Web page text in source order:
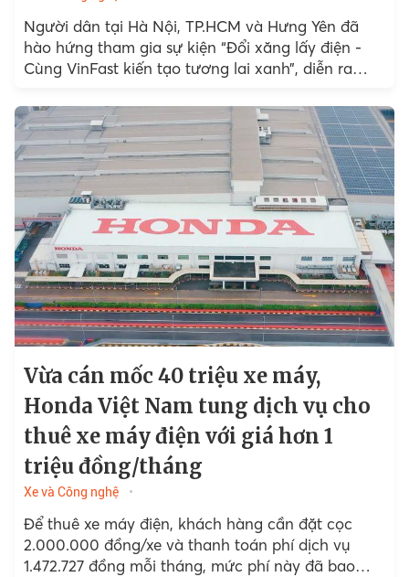
Người dân tại Hà Nội, TP.HCM và Hưng Yên đã
hào hứng tham gia sự kiện “Đổi xăng lấy điện -
Cùng VinFast kiến tạo tương lai xanh”, diễn ra
Vừa cán mốc 40 triệu xe máy,
Honda Việt Nam tung dịch vụ cho
thuê xe máy điện với giá hơn 1
triệu đồng/tháng
Xe và Công nghệ
Để thuê xe máy điện, khách hàng cần đặt cọc
2.000.000 đồng/xe và thanh toán phí dịch vụ
1.472.727 đồng mỗi tháng, mức phí này đã bao